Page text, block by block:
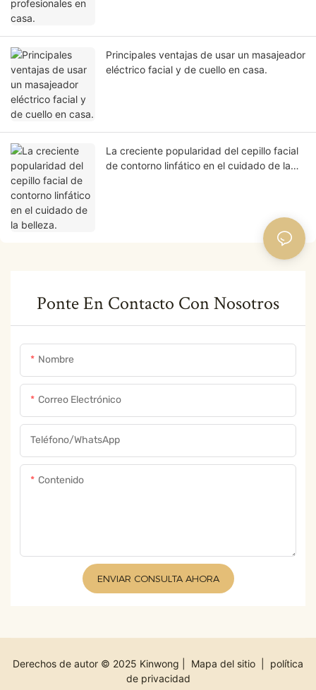
Principales ventajas de usar un masajeador
eléctrico facial y de cuello en casa.
La creciente popularidad del cepillo facial
de contorno linfático en el cuidado de la
Ponte En Contacto Con Nosotros
Nombre
Correo Electrónico
Teléfono/WhatsApp
Contenido
ENVIAR CONSULTA AHORA
Derechos de autor © 2025 Kinwong | Mapa del sitio
política
de privacidad